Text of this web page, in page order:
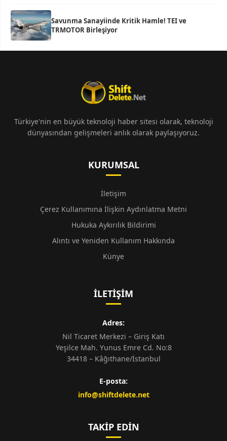
Savunma Sanayiinde Kritik Hamle! TEI ve
TRMOTOR Birleşiyor
Türkiye'nin en büyük teknoloji haber sitesi olarak, teknoloji
dünyasından gelişmeleri anlık olarak paylaşıyoruz.
KURUMSAL
İletişim
Çerez Kullanımına İlişkin Aydınlatma Metni
Hukuka Aykırılık Bildirimi
Alıntı ve Yeniden Kullanım Hakkında
Künye
İLETIŞIM
Adres:
Nil Ticaret Merkezi – Giriş Katı
Yeşilce Mah. Yunus Emre Cd. No:8
34418 – Kâğıthane/İstanbul
E-posta:
info@shiftdelete.net
TAKIP EDIN